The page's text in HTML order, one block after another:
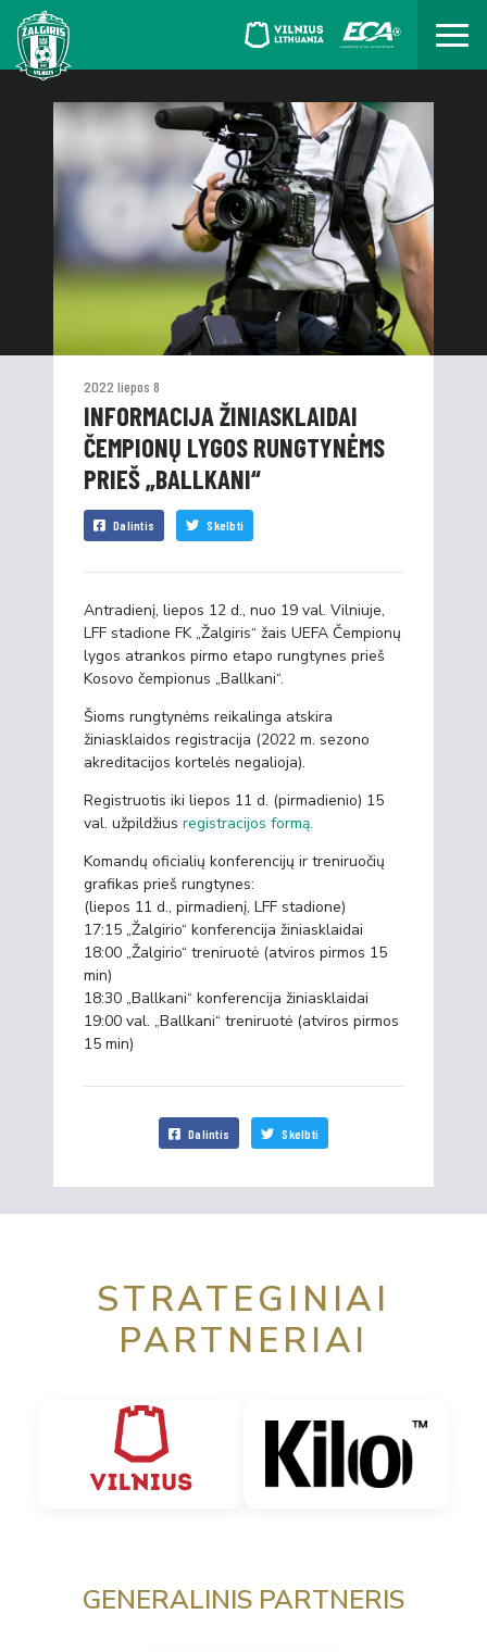
2022 liepos 8
INFORMACIJA ŽINIASKLAIDAI
ČEMPIONŲ LYGOS RUNGTYNĖMS
PRIEŠ „BALLKANI“
Dalintis Skelbti
Antradienį, liepos 12 d., nuo 19 val. Vilniuje,
LFF stadione FK „Žalgiris“ žais UEFA Čempionų
lygos atrankos pirmo etapo rungtynes prieš
Kosovo čempionus „Ballkani“.
Šioms rungtynėms reikalinga atskira
žiniasklaidos registracija (2022 m. sezono
akreditacijos kortelės negalioja).
Registruotis iki liepos 11 d. (pirmadienio) 15
val. užpildžius registracijos formą.
Komandų oficialių konferencijų ir treniruočių
grafikas prieš rungtynes:
(liepos 11 d., pirmadienį, LFF stadione)
17:15 „Žalgirio“ konferencija žiniasklaidai
18:00 „Žalgirio“ treniruotė (atviros pirmos 15
min)
18:30 „Ballkani“ konferencija žiniasklaidai
19:00 val. „Ballkani“ treniruotė (atviros pirmos
15 min)
Dalintis Skelbti
STRATEGINIAI
PARTNERIAI
GENERALINIS PARTNERIS